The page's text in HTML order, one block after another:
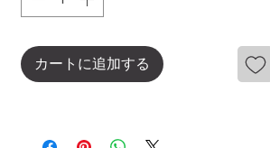
カートに追加する